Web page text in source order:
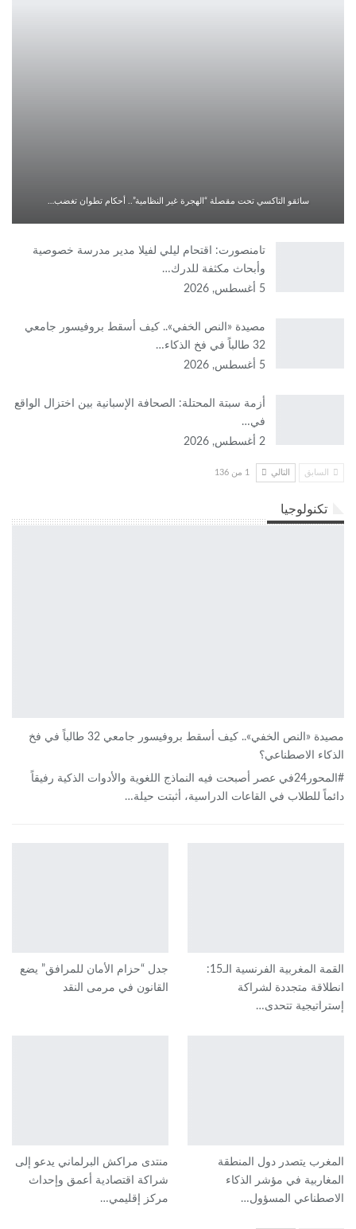
سائقو التاكسي تحت مقصلة “الهجرة غير النظامية”.. أحكام تطوان تغضب…
تامنصورت: اقتحام ليلي لفيلا مدير مدرسة خصوصية
وأبحاث مكثفة للدرك…
5 أغسطس, 2026
مصيدة «النص الخفي».. كيف أسقط بروفيسور جامعي
32 طالباً في فخ الذكاء…
5 أغسطس, 2026
أزمة سبتة المحتلة: الصحافة الإسبانية بين اختزال الواقع
في…
2 أغسطس, 2026
السابق التالي 1 من 136
تكنولوجيا
مصيدة «النص الخفي».. كيف أسقط بروفيسور جامعي 32 طالباً في فخ
الذكاء الاصطناعي؟
#المحور24 ​في عصر أصبحت فيه النماذج اللغوية والأدوات الذكية رفيقاً
دائماً للطلاب في القاعات الدراسية، أثبتت حيلة…
القمة المغربية الفرنسية الـ15:
انطلاقة متجددة لشراكة
إستراتيجية تتحدى…
جدل “حزام الأمان للمرافق” يضع
القانون في مرمى النقد
المغرب يتصدر دول المنطقة
المغاربية في مؤشر الذكاء
الاصطناعي المسؤول…
منتدى مراكش البرلماني يدعو إلى
شراكة اقتصادية أعمق وإحداث
مركز إقليمي…